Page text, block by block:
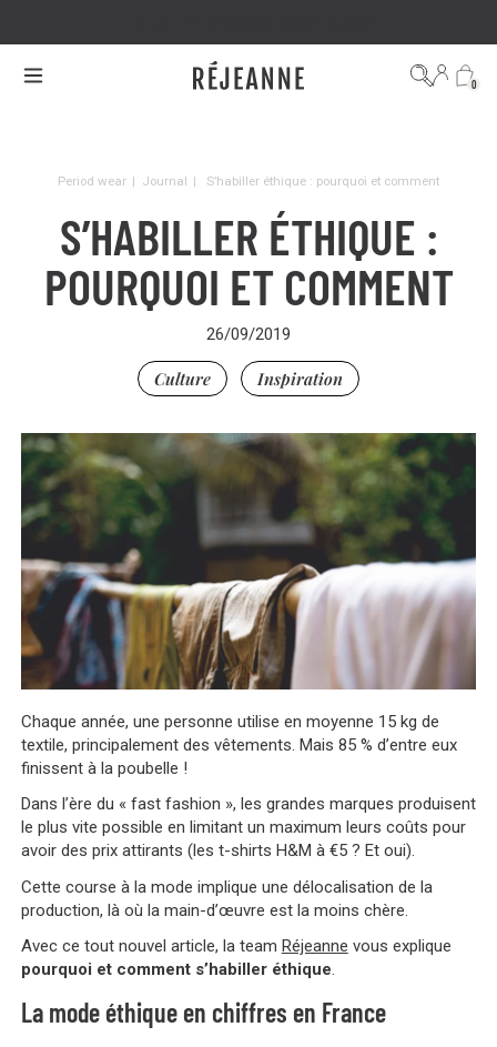
0
Period wear | Journal | S’habiller éthique : pourquoi et comment
S’HABILLER ÉTHIQUE :
POURQUOI ET COMMENT
26/09/2019
Culture Inspiration
Chaque année, une personne utilise en moyenne 15 kg de
textile, principalement des vêtements. Mais 85 % d’entre eux
finissent à la poubelle !
Dans l’ère du « fast fashion », les grandes marques produisent
le plus vite possible en limitant un maximum leurs coûts pour
avoir des prix attirants (les t-shirts H&M à €5 ? Et oui).
Cette course à la mode implique une délocalisation de la
production, là où la main-d’œuvre est la moins chère.
Avec ce tout nouvel article, la team Réjeanne vous explique
pourquoi et comment s’habiller éthique.
La mode éthique en chiffres en France